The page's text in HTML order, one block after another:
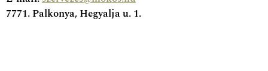
7771. Palkonya, Hegyalja u. 1.